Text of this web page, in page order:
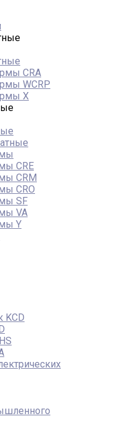
CRA
WCRP
X
CRE
CRM
CRO
SF
VA
Y
KCD